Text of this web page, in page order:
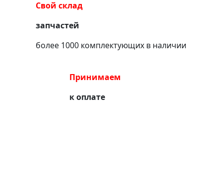
Свой склад
запчастей
более 1000 комплектующих в наличии
Принимаем
к оплате